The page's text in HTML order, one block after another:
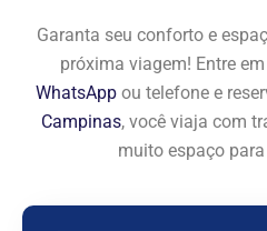
Garanta seu conforto e
próxima viagem! Entre
WhatsAppou telefone e
Campinas, você viaja com
muito espaço